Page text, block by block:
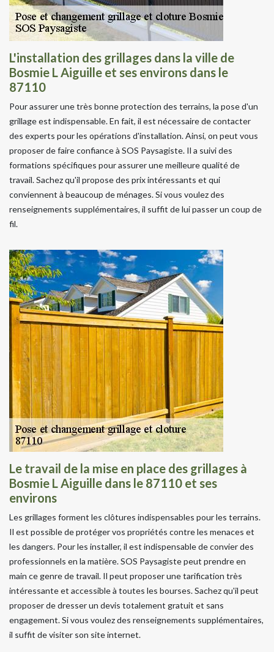
L'installation des grillages dans la ville de
Bosmie L Aiguille et ses environs dans le
87110
Pour assurer une très bonne protection des terrains, la pose d'un
grillage est indispensable. En fait, il est nécessaire de contacter
des experts pour les opérations d'installation. Ainsi, on peut vous
proposer de faire confiance à SOS Paysagiste. Il a suivi des
formations spécifiques pour assurer une meilleure qualité de
travail. Sachez qu'il propose des prix intéressants et qui
conviennent à beaucoup de ménages. Si vous voulez des
renseignements supplémentaires, il suffit de lui passer un coup de
fil.
Le travail de la mise en place des grillages à
Bosmie L Aiguille dans le 87110 et ses
environs
Les grillages forment les clôtures indispensables pour les terrains.
Il est possible de protéger vos propriétés contre les menaces et
les dangers. Pour les installer, il est indispensable de convier des
professionnels en la matière. SOS Paysagiste peut prendre en
main ce genre de travail. Il peut proposer une tarification très
intéressante et accessible à toutes les bourses. Sachez qu'il peut
proposer de dresser un devis totalement gratuit et sans
engagement. Si vous voulez des renseignements supplémentaires,
il suffit de visiter son site internet.